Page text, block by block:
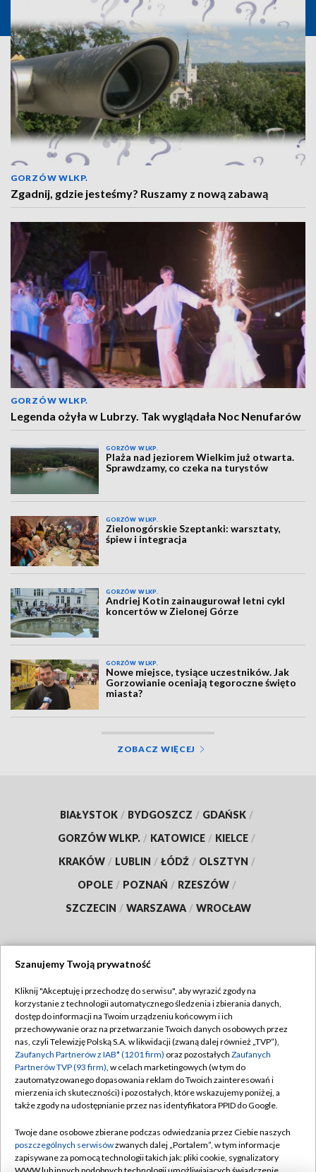
GORZÓW WLKP.
Zgadnij, gdzie jesteśmy? Ruszamy z nową zabawą
GORZÓW WLKP.
Legenda ożyła w Lubrzy. Tak wyglądała Noc Nenufarów
GORZÓW WLKP.
Plaża nad jeziorem Wielkim już otwarta.
Sprawdzamy, co czeka na turystów
GORZÓW WLKP.
Zielonogórskie Szeptanki: warsztaty,
śpiew i integracja
GORZÓW WLKP.
Andriej Kotin zainaugurował letni cykl
koncertów w Zielonej Górze
GORZÓW WLKP.
Nowe miejsce, tysiące uczestników. Jak
Gorzowianie oceniają tegoroczne święto
miasta?
ZOBACZ WIĘCEJ
BIAŁYSTOK / BYDGOSZCZ / GDAŃSK /
GORZÓW WLKP. / KATOWICE / KIELCE /
KRAKÓW / LUBLIN / ŁÓDŹ / OLSZTYN /
OPOLE / POZNAŃ / RZESZÓW /
SZCZECIN / WARSZAWA / WROCŁAW
TVP
Abonament TVP
Emisja w TVP
Centrum informacji TVP
Naziemna Telewizja Cyfrowa
Rada Programowa
System NOS
Regulamin TVP
Polityka prywatności
Moje zgody
Pomoc
Kontakt
Szanujemy Twoją prywatność
Kliknij "Akceptuję i przechodzę do serwisu", aby wyrazić zgody na
korzystanie z technologii automatycznego śledzenia i zbierania danych,
dostęp do informacji na Twoim urządzeniu końcowym i ich
przechowywanie oraz na przetwarzanie Twoich danych osobowych przez
nas, czyli Telewizję Polską S.A. w likwidacji (zwaną dalej również „TVP”),
Zaufanych Partnerów z IAB* (1201 firm) oraz pozostałych Zaufanych
Partnerów TVP (93 firm), w celach marketingowych (w tym do
zautomatyzowanego dopasowania reklam do Twoich zainteresowań i
mierzenia ich skuteczności) i pozostałych, które wskazujemy poniżej, a
także zgody na udostępnianie przez nas identyfikatora PPID do Google.
Twoje dane osobowe zbierane podczas odwiedzania przez Ciebie naszych
poszczególnych serwisówzwanych dalej „Portalem”, w tym informacje
zapisywane za pomocą technologii takich jak: pliki cookie, sygnalizatory